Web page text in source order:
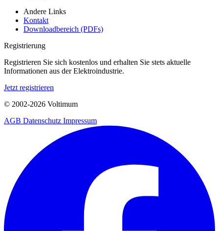
Andere Links
Kontakt
Downloadbereich (PDFs)
Registrierung
Registrieren Sie sich kostenlos und erhalten Sie stets aktuelle
Informationen aus der Elektroindustrie.
Jetzt registrieren
© 2002-2026 Voltimum
AGB Datenschutz Impressum